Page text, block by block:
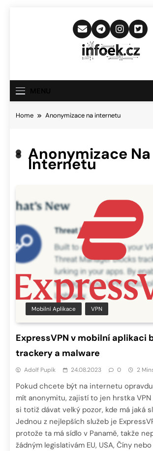
Home Anonymizace na internetu
Anonymizace Na
Internetu
Mobilní Aplikace VPN
ExpressVPN v mobilní aplikaci
trackery a malware
Adolf Pupík 24.08.2023 0 2
Pokud chcete být na internetu
mít anonymitu, zajistí to jen hrstka VPN
si totiž dávat velký pozor, kde má jaká
Jednou z nejlepších služeb je
protože ta má sídlo v Panamě, takže
žádným legislativám EU, USA, Číny nebo